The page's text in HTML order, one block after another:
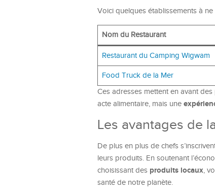
Voici quelques établissements à
Nom du Restaurant
Restaurant du Camping Wigwam
Food Truck de la Mer
Ces adresses mettent en avant
acte alimentaire, mais une
Les avantages de
De plus en plus de chefs
leurs produits. En soutenant
choisissant des produits locaux,
santé de notre planète.